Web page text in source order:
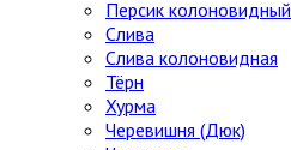
Персик колоновидный
Слива
Слива колоновидная
Тёрн
Хурма
Черевишня (Дюк)